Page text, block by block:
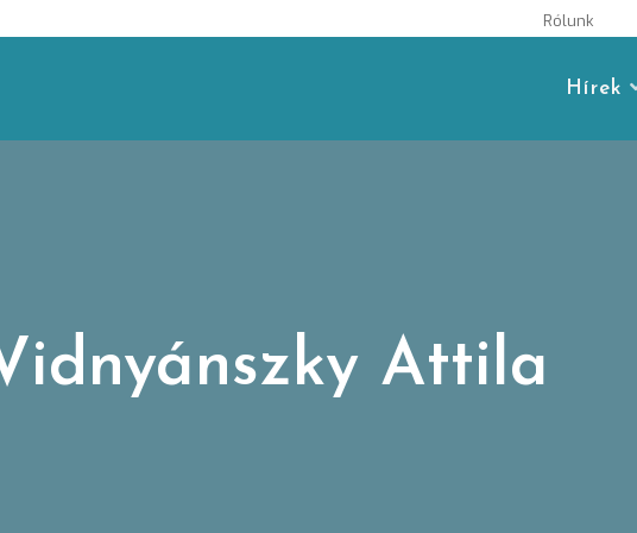
Rólunk
Hírek
Attila